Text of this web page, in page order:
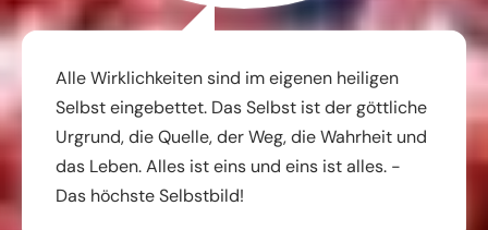
Alle Wirklichkeiten sind im eigenen heiligen
Selbst eingebettet. Das Selbst ist der göttliche
Urgrund, die Quelle, der Weg, die Wahrheit und
das Leben. Alles ist eins und eins ist alles. -
Das höchste Selbstbild!